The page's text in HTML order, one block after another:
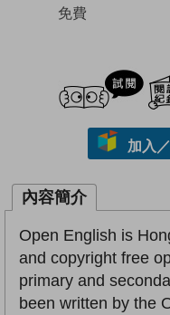
免費
試
加入
內容簡介
Open English is
and copyright free
primary and
been written by the